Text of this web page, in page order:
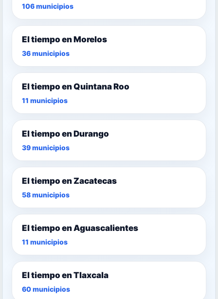
106 municipios
El tiempo en Morelos
36 municipios
El tiempo en Quintana Roo
11 municipios
El tiempo en Durango
39 municipios
El tiempo en Zacatecas
58 municipios
El tiempo en Aguascalientes
11 municipios
El tiempo en Tlaxcala
60 municipios